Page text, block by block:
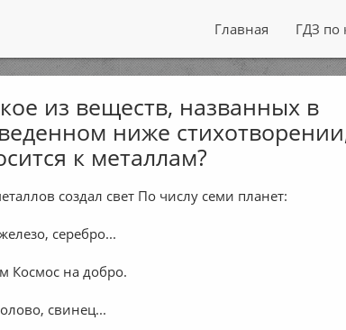
Главная ГДЗ по
из веществ, названных в
ниже
к металлам?
создал свет По числу семи планет:
серебро...
Космос на добро.
свинец...